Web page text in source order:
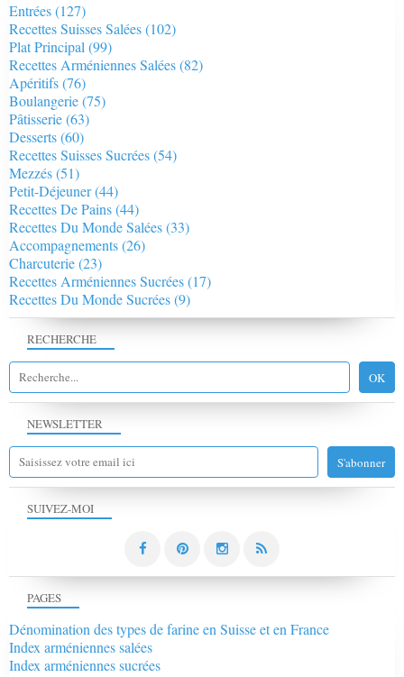
NEWSLETTER
SUIVEZ-MOI
RECHERCHE
PAGES
Dénomination des types de farine en Suisse et en France
Index arméniennes salées
Index arméniennes sucrées
Entrées(127)
Recettes Suisses Salées(102)
Plat Principal(99)
Recettes Arméniennes Salées(82)
Apéritifs(76)
Boulangerie(75)
Pâtisserie(63)
Desserts(60)
Recettes Suisses Sucrées(54)
Mezzés(51)
Petit-Déjeuner(44)
Recettes De Pains(44)
Recettes Du Monde Salées(33)
Accompagnements(26)
Charcuterie(23)
Recettes Arméniennes Sucrées(17)
Recettes Du Monde Sucrées(9)